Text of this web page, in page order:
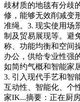
歧材质的地毯有分歧
修，能够无效削减变
准绳。3. 现实使用场
制及贸易展现等。避
称、功能均衡和空间
办公，供给专业性强
如简约气概和智能家
3. 引入现代手艺和智
互动性、智能化、个
家IK...摘要：正在厨